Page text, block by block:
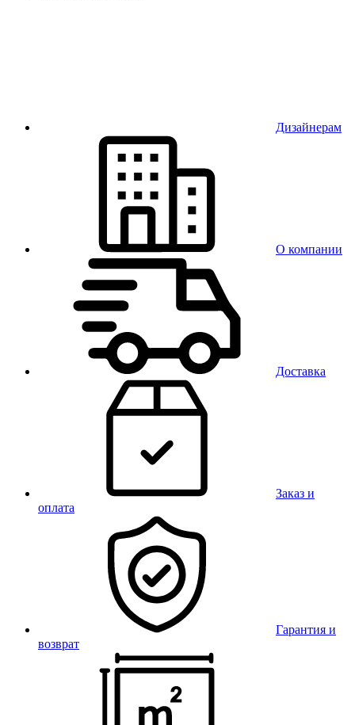
Дизайнерам
О компании
Доставка
Заказ и
оплата
Гарантия и
возврат